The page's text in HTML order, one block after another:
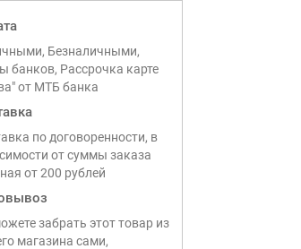
Безналичными,
банков, Рассрочка карте
от МТБ банка
по договоренности, в
от суммы заказа
от 200 рублей
забрать этот товар из
магазина сами,